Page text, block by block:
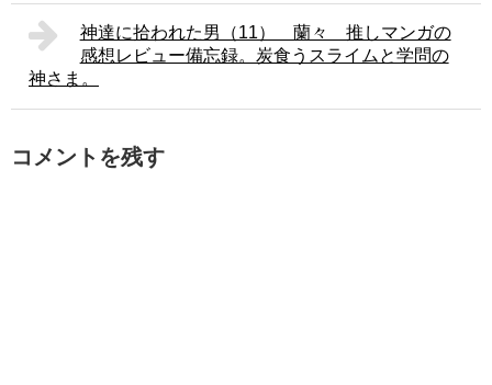
神達に拾われた男（11） 蘭々 推しマンガの
感想レビュー備忘録。炭食うスライムと学問の
神さま。
コメントを残す